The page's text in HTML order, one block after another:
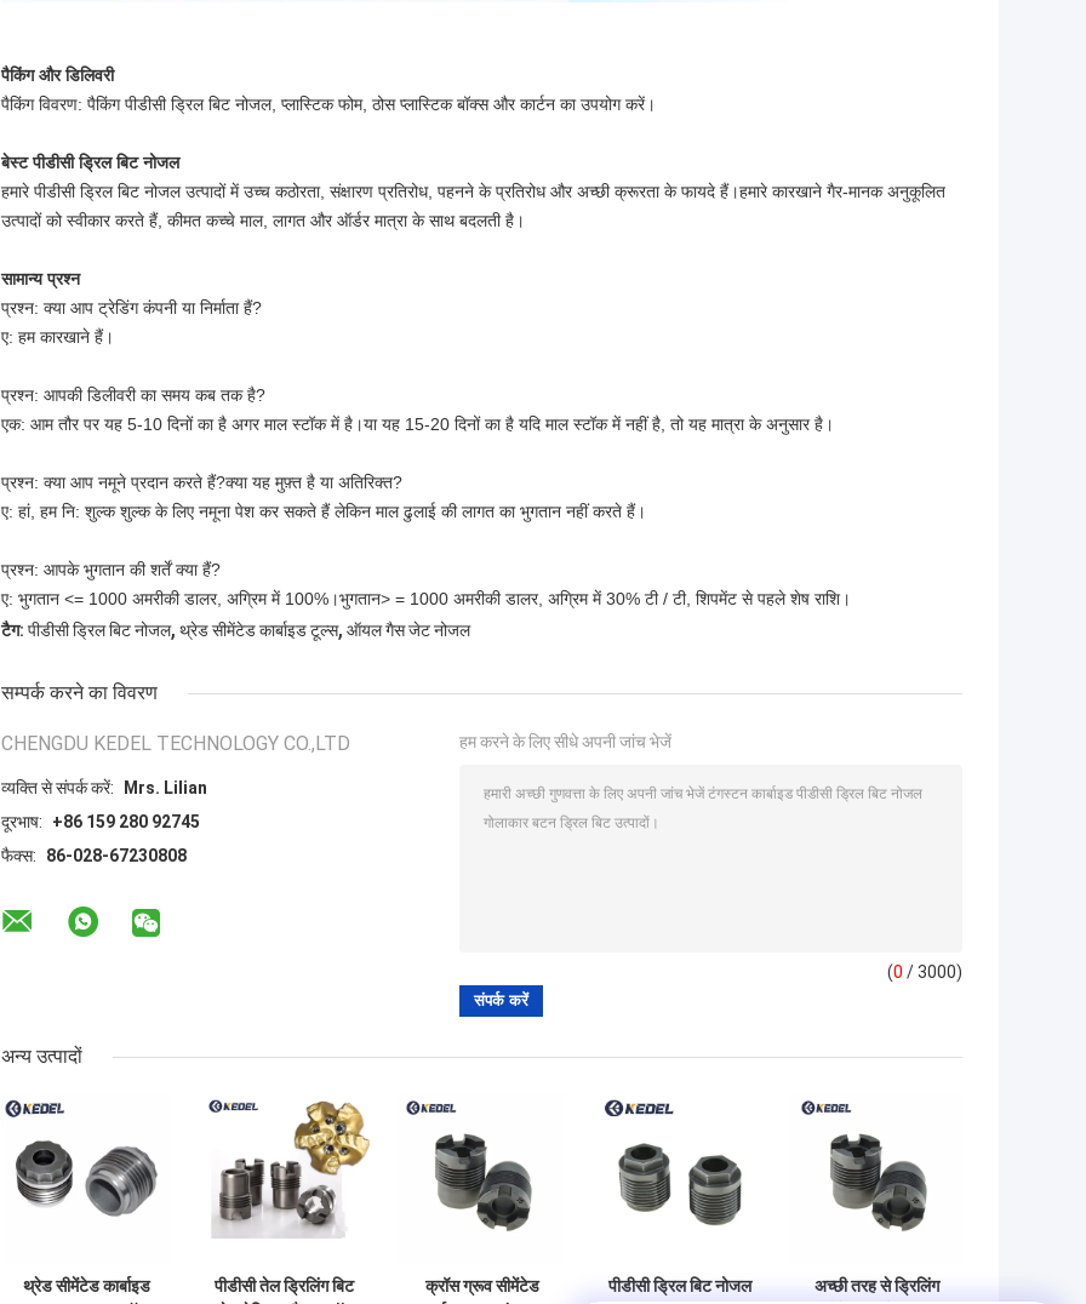
पैकिंग और डिलिवरी
पैकिंग विवरण: पैकिंग पीडीसी ड्रिल बिट नोजल, प्लास्टिक फोम, ठोस प्लास्टिक बॉक्स और कार्टन का उपयोग करें।
बेस्ट पीडीसी ड्रिल बिट नोजल
हमारे पीडीसी ड्रिल बिट नोजल उत्पादों में उच्च कठोरता, संक्षारण प्रतिरोध, पहनने के प्रतिरोध और अच्छी क्रूरता के फायदे हैं।हमारे कारखाने गैर-मानक अनुकूलित
उत्पादों को स्वीकार करते हैं, कीमत कच्चे माल, लागत और ऑर्डर मात्रा के साथ बदलती है।
सामान्य प्रश्न
प्रश्न: क्या आप ट्रेडिंग कंपनी या निर्माता हैं?
ए: हम कारखाने हैं।
प्रश्न: आपकी डिलीवरी का समय कब तक है?
एक: आम तौर पर यह 5-10 दिनों का है अगर माल स्टॉक में है।या यह 15-20 दिनों का है यदि माल स्टॉक में नहीं है, तो यह मात्रा के अनुसार है।
प्रश्न: क्या आप नमूने प्रदान करते हैं?क्या यह मुफ़्त है या अतिरिक्त?
ए: हां, हम नि: शुल्क शुल्क के लिए नमूना पेश कर सकते हैं लेकिन माल ढुलाई की लागत का भुगतान नहीं करते हैं।
प्रश्न: आपके भुगतान की शर्तें क्या हैं?
ए: भुगतान <= 1000 अमरीकी डालर, अग्रिम में 100%।भुगतान> = 1000 अमरीकी डालर, अग्रिम में 30% टी / टी, शिपमेंट से पहले शेष राशि।
टैग: पीडीसी ड्रिल बिट नोजल, थ्रेड सीमेंटेड कार्बाइड टूल्स, ऑयल गैस जेट नोजल
सम्पर्क करने का विवरण
CHENGDU KEDEL TECHNOLOGY CO.,LTD
व्यक्ति से संपर्क करें:
Mrs. Lilian
दूरभाष:
+86 159 280 92745
फैक्स:
86-028-67230808
हम करने के लिए सीधे अपनी जांच भेजें
(0 / 3000)
अन्य उत्पादों
थ्रेड सीमेंटेड कार्बाइड
पीडीसी तेल ड्रिलिंग बिट
क्रॉस ग्रूव सीमेंटेड
पीडीसी ड्रिल बिट नोजल
अच्छी तरह से ड्रिलिंग